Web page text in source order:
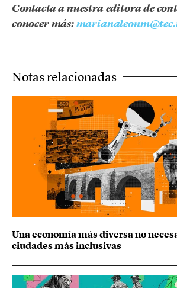
Contacta a nuestra editora de
conocer más:
Notas relacionadas
Una economía más diversa no
ciudades más inclusivas